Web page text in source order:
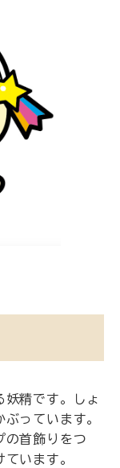
妖精です。しょ
っています。
の首飾りをつ
います。